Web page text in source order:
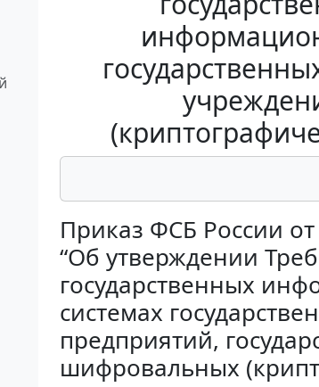
Приказ ФСБ России
“Об утверждении
государственных
системах
предприятий,
шифровальных